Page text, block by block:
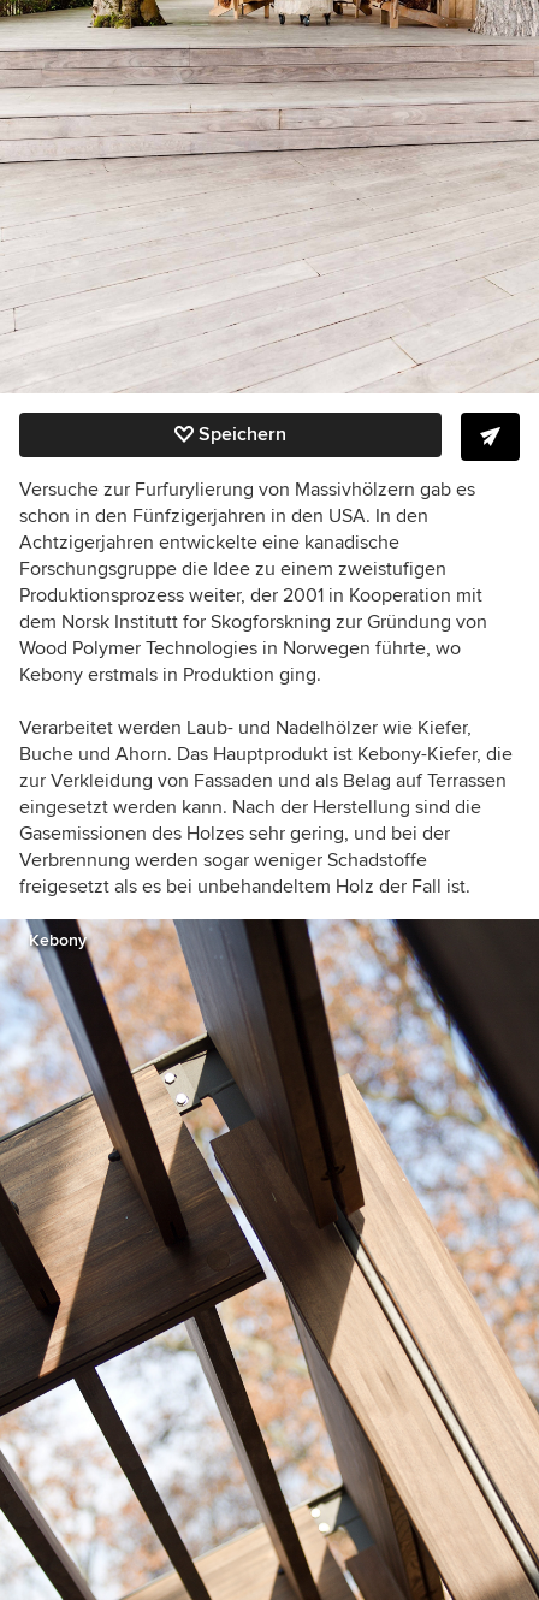
Speichern
Versuche zur Furfurylierung von Massivhölzern gab es
schon in den Fünfzigerjahren in den USA. In den
Achtzigerjahren entwickelte eine kanadische
Forschungsgruppe die Idee zu einem zweistufigen
Produktionsprozess weiter, der 2001 in Kooperation mit
dem Norsk Institutt for Skogforskning zur Gründung von
Wood Polymer Technologies in Norwegen führte, wo
Kebony erstmals in Produktion ging.
Verarbeitet werden Laub- und Nadelhölzer wie Kiefer,
Buche und Ahorn. Das Hauptprodukt ist Kebony-Kiefer, die
zur Verkleidung von Fassaden und als Belag auf Terrassen
eingesetzt werden kann. Nach der Herstellung sind die
Gasemissionen des Holzes sehr gering, und bei der
Verbrennung werden sogar weniger Schadstoffe
freigesetzt als es bei unbehandeltem Holz der Fall ist.
Kebony